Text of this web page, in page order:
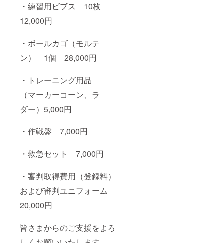
・練習用ビブス 10枚
12,000円
・ボールカゴ（モルテ
ン） 1個 28,000円
・トレーニング用品
（マーカーコーン、ラ
ダー）5,000円
・作戦盤 7,000円
・救急セット 7,000円
・審判取得費用（登録料）
および審判ユニフォーム
20,000円
皆さまからのご支援をよろ